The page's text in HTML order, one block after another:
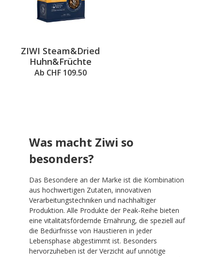
ZIWI Steam&Dried
Huhn&Früchte
Ab CHF 109.50
Was macht Ziwi so
besonders?
Das Besondere an der Marke ist die Kombination
aus hochwertigen Zutaten, innovativen
Verarbeitungstechniken und nachhaltiger
Produktion. Alle Produkte der Peak-Reihe bieten
eine vitalitätsfördernde Ernährung, die speziell auf
die Bedürfnisse von Haustieren in jeder
Lebensphase abgestimmt ist. Besonders
hervorzuheben ist der Verzicht auf unnötige